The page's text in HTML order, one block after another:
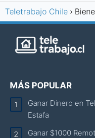
Teletrabajo Chile
MÁS POPULAR
Ganar Dinero en
Estafa
Ganar $1000